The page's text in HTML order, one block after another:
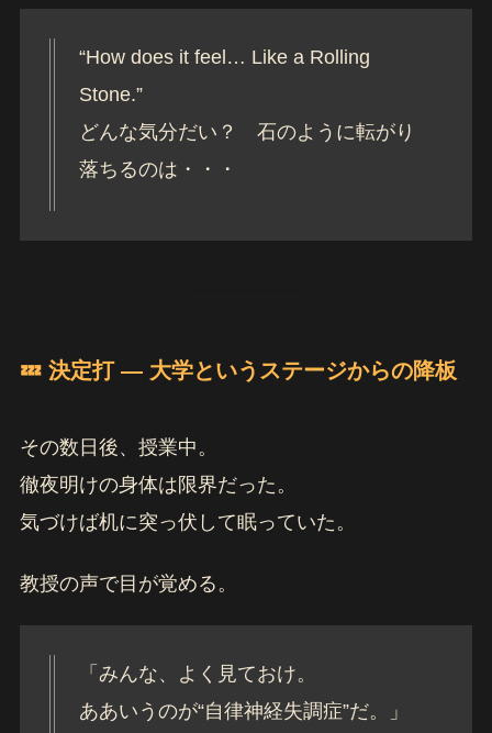
“How does it feel… Like a Rolling
Stone.”
どんな気分だい？ 石のように転がり
落ちるのは・・・
💤 決定打 ― 大学というステージからの降板
その数日後、授業中。
徹夜明けの身体は限界だった。
気づけば机に突っ伏して眠っていた。
教授の声で目が覚める。
「みんな、よく見ておけ。
ああいうのが“自律神経失調症”だ。」